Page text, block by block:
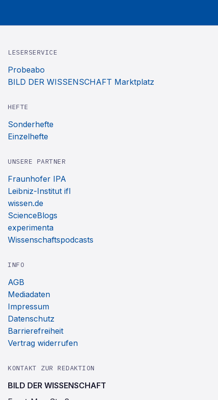
LESERSERVICE
Probeabo
BILD DER WISSENSCHAFT Marktplatz
HEFTE
Sonderhefte
Einzelhefte
UNSERE PARTNER
Fraunhofer IPA
Leibniz-Institut ifl
wissen.de
ScienceBlogs
experimenta
Wissenschaftspodcasts
INFO
AGB
Mediadaten
Impressum
Datenschutz
Barrierefreiheit
Vertrag widerrufen
KONTAKT ZUR REDAKTION
BILD DER WISSENSCHAFT